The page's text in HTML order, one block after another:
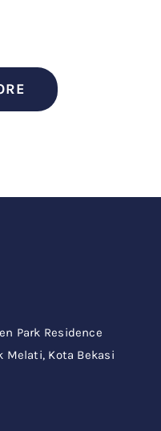
Park Residence
Melati, Kota Bekasi